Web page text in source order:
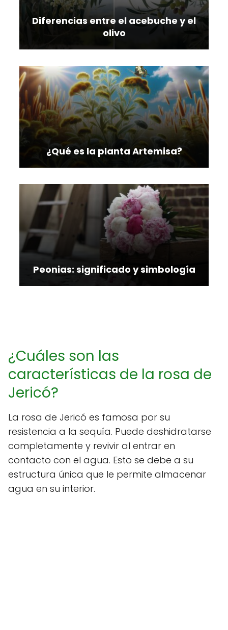
Diferencias entre el acebuche y el
olivo
¿Qué es la planta Artemisa?
Peonias: significado y simbología
¿Cuáles son las
características de la rosa de
Jericó?
La rosa de Jericó es famosa por su
resistencia a la sequía. Puede deshidratarse
completamente y revivir al entrar en
contacto con el agua. Esto se debe a su
estructura única que le permite almacenar
agua en su interior.